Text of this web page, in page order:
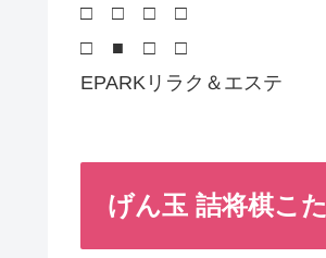
□ □ □ □
□ ■ □ □
EPARKリラク＆エステ
げん玉 詰将棋こ